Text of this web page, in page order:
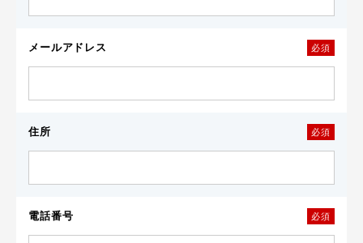
メールアドレス 必須
住所 必須
電話番号 必須